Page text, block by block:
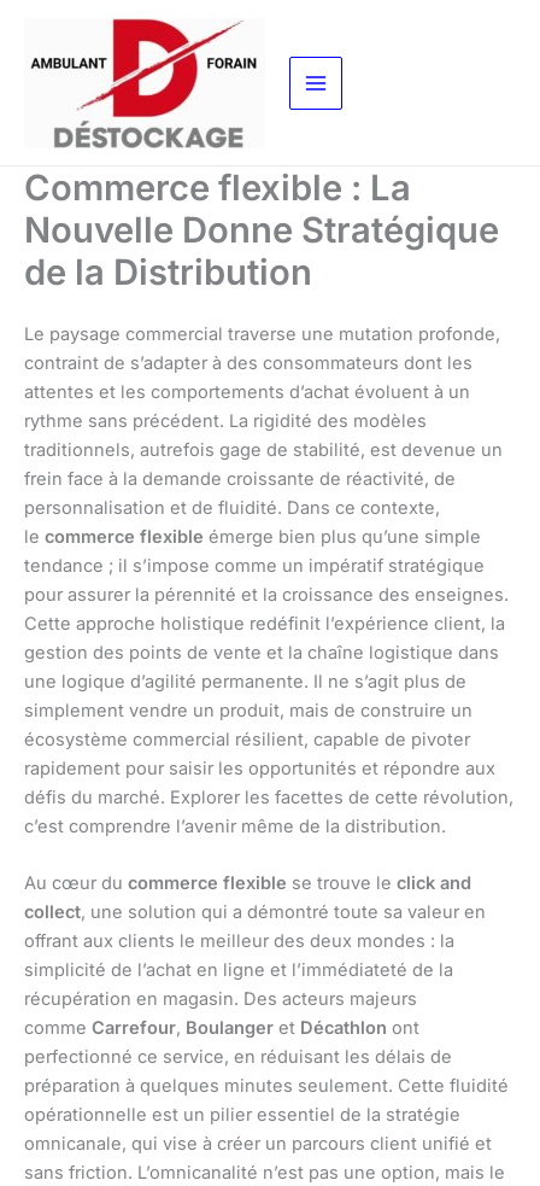
contenu
Commerce flexible : La
Nouvelle Donne Stratégique
de la Distribution
Le paysage commercial traverse une mutation profonde,
contraint de s’adapter à des consommateurs dont les
attentes et les comportements d’achat évoluent à un
rythme sans précédent. La rigidité des modèles
traditionnels, autrefois gage de stabilité, est devenue un
frein face à la demande croissante de réactivité, de
personnalisation et de fluidité. Dans ce contexte,
le commerce flexible émerge bien plus qu’une simple
tendance ; il s’impose comme un impératif stratégique
pour assurer la pérennité et la croissance des enseignes.
Cette approche holistique redéfinit l’expérience client, la
gestion des points de vente et la chaîne logistique dans
une logique d’agilité permanente. Il ne s’agit plus de
simplement vendre un produit, mais de construire un
écosystème commercial résilient, capable de pivoter
rapidement pour saisir les opportunités et répondre aux
défis du marché. Explorer les facettes de cette révolution,
c’est comprendre l’avenir même de la distribution.
Au cœur du commerce flexible se trouve le click and
collect, une solution qui a démontré toute sa valeur en
offrant aux clients le meilleur des deux mondes : la
simplicité de l’achat en ligne et l’immédiateté de la
récupération en magasin. Des acteurs majeurs
comme Carrefour, Boulanger et Décathlon ont
perfectionné ce service, en réduisant les délais de
préparation à quelques minutes seulement. Cette fluidité
opérationnelle est un pilier essentiel de la stratégie
omnicanale, qui vise à créer un parcours client unifié et
sans friction. L’omnicanalité n’est pas une option, mais le